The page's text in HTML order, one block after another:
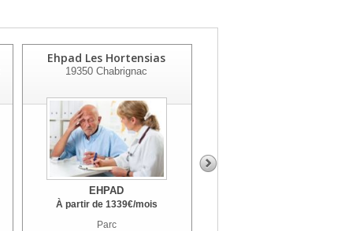
Ehpad Les Hortensias
19350 Chabrignac
EHPAD
À partir de 1339€/mois
Parc